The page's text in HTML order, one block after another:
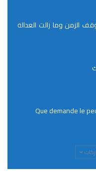
الزمن وما زالت العدالة